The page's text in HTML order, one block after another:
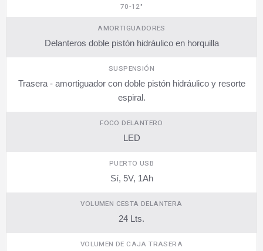
70-12"
AMORTIGUADORES
Delanteros doble pistón hidráulico en horquilla
SUSPENSIÓN
Trasera - amortiguador con doble pistón hidráulico y resorte
espiral.
FOCO DELANTERO
LED
PUERTO USB
Sí, 5V, 1Ah
VOLUMEN CESTA DELANTERA
24 Lts.
VOLUMEN DE CAJA TRASERA